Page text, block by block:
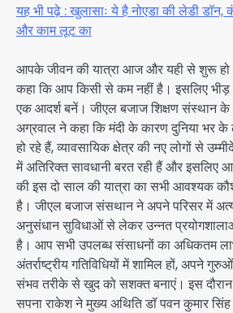
यह भी पढ़े : खुलासाः ये है नोएडा की लेडी डाॅन,
और काम लूट का
आपके जीवन की यात्रा आज और यही से शुरू हो
कहा कि आप किसी से कम नहीं है। इसलिए
एक आदर्श बनें। जीएल बजाज शिक्षण संस्थान
अग्रवाल ने कहा कि मंदी के कारण दुनिया भर
हो रहे हैं, व्यावसायिक क्षेत्र की नए लोगों से
में अतिरिक्त सावधानी बरत रही हैं और इसलिए
की इस दो साल की यात्रा का सभी आवश्यक
है। जीएल बजाज संसथान ने अपने परिसर में
अनुसंधान सुविधाओं से लेकर उन्नत
है। आप सभी उपलब्ध संसाधनों का अधिकतम
अंतर्राष्ट्रीय गतिविधियों में शामिल हों, अपने
संभव तरीके से खुद को सशक्त बनाएं। इस
सपना राकेश ने मुख्य अथिति डॉ पवन कुमार